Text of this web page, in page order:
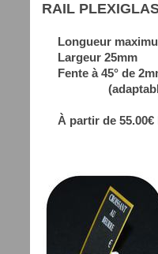
RAIL
Longueur
Largeur 25mm
Fente à 45° de
(adaptable à
À partir de 55.00€